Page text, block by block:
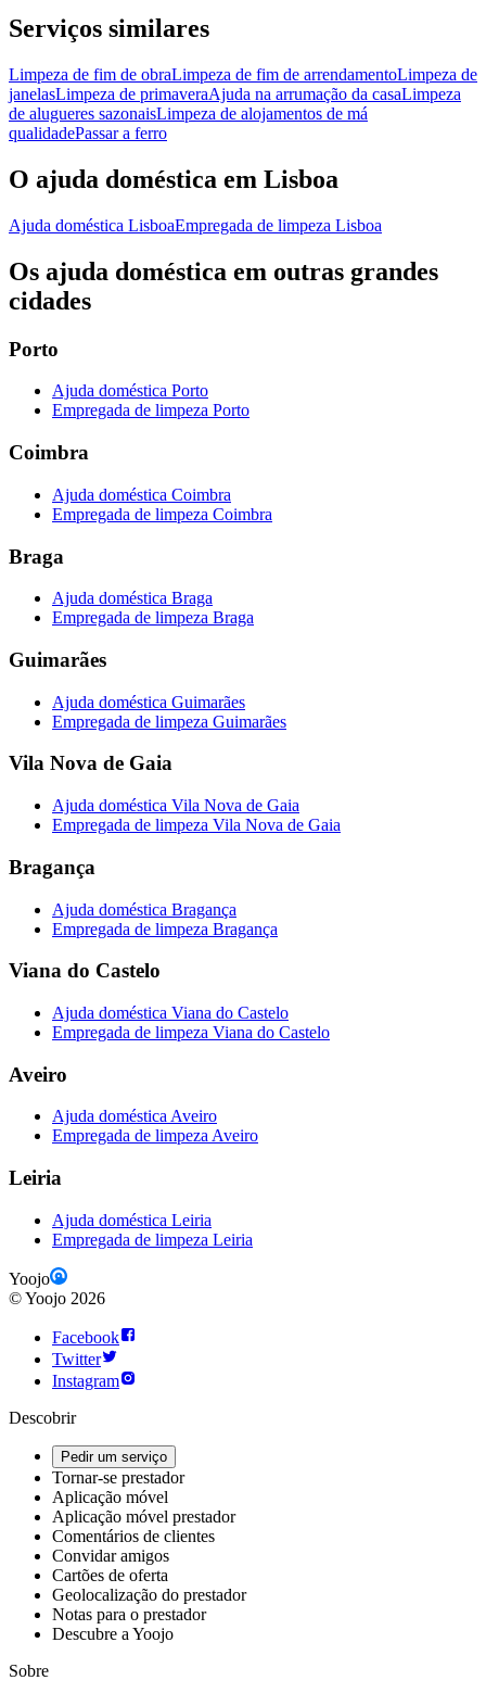
Serviços similares
Limpeza de fim de obraLimpeza de fim de arrendamentoLimpeza de
janelasLimpeza de primaveraAjuda na arrumação da casaLimpeza
de alugueres sazonaisLimpeza de alojamentos de má
qualidadePassar a ferro
O ajuda doméstica em Lisboa
Ajuda doméstica LisboaEmpregada de limpeza Lisboa
Os ajuda doméstica em outras grandes
cidades
Porto
Ajuda doméstica Porto
Empregada de limpeza Porto
Coimbra
Ajuda doméstica Coimbra
Empregada de limpeza Coimbra
Braga
Ajuda doméstica Braga
Empregada de limpeza Braga
Guimarães
Ajuda doméstica Guimarães
Empregada de limpeza Guimarães
Vila Nova de Gaia
Ajuda doméstica Vila Nova de Gaia
Empregada de limpeza Vila Nova de Gaia
Bragança
Ajuda doméstica Bragança
Empregada de limpeza Bragança
Viana do Castelo
Ajuda doméstica Viana do Castelo
Empregada de limpeza Viana do Castelo
Aveiro
Ajuda doméstica Aveiro
Empregada de limpeza Aveiro
Leiria
Ajuda doméstica Leiria
Empregada de limpeza Leiria
Yoojo
©Yoojo 2026
Facebook
Twitter
Instagram
Descobrir
Pedir um serviço
Tornar-se prestador
Aplicação móvel
Aplicação móvel prestador
Comentários de clientes
Convidar amigos
Cartões de oferta
Geolocalização do prestador
Notas para o prestador
Descubre a Yoojo
Sobre